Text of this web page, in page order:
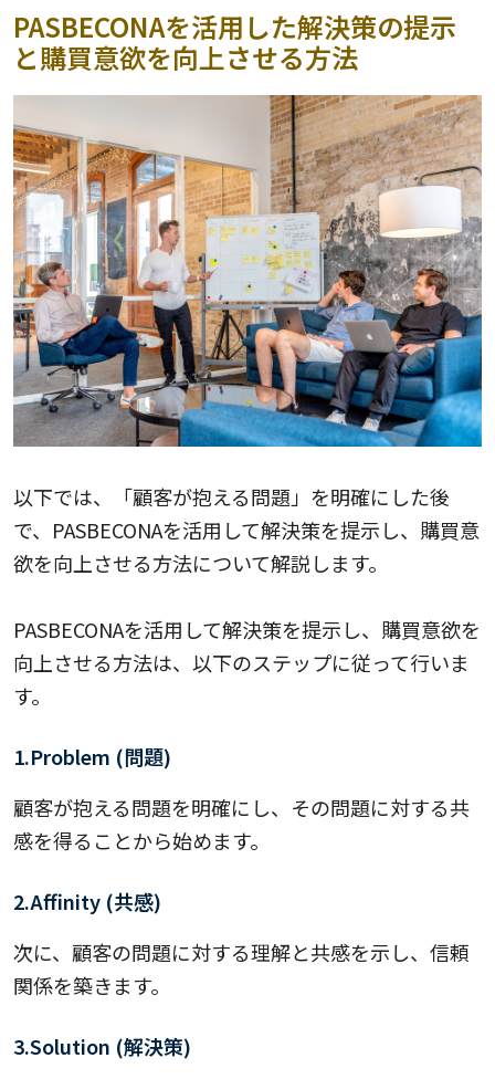
PASBECONAを活用した解決策の提示
と購買意欲を向上させる方法
以下では、「顧客が抱える問題」を明確にした後
で、PASBECONAを活用して解決策を提示し、購買意
欲を向上させる方法について解説します。
PASBECONAを活用して解決策を提示し、購買意欲を
向上させる方法は、以下のステップに従って行いま
す。
1.Problem (問題)
顧客が抱える問題を明確にし、その問題に対する共
感を得ることから始めます。
2.Affinity (共感)
次に、顧客の問題に対する理解と共感を示し、信頼
関係を築きます。
3.Solution (解決策)